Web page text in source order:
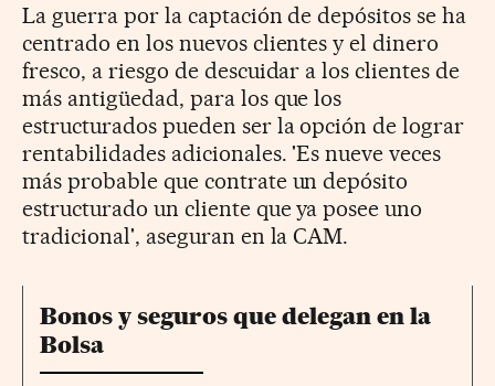
La guerra por la captación de depósitos se ha
centrado en los nuevos clientes y el dinero
fresco, a riesgo de descuidar a los clientes de
más antigüedad, para los que los
estructurados pueden ser la opción de lograr
rentabilidades adicionales. 'Es nueve veces
más probable que contrate un depósito
estructurado un cliente que ya posee uno
tradicional', aseguran en la CAM.
Bonos y seguros que delegan en la
Bolsa